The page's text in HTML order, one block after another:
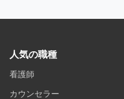
人気の職種
看護師
カウンセラー